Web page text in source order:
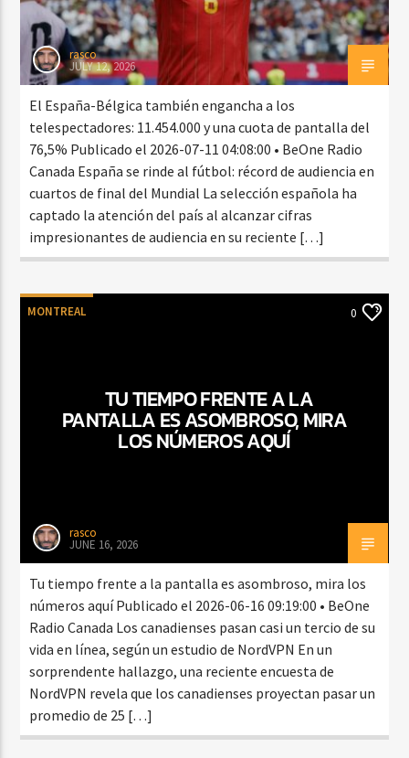
rasco
JULY 12, 2026
El España-Bélgica también engancha a los
telespectadores: 11.454.000 y una cuota de pantalla del
76,5% Publicado el 2026-07-11 04:08:00 • BeOne Radio
Canada España se rinde al fútbol: récord de audiencia en
cuartos de final del Mundial La selección española ha
captado la atención del país al alcanzar cifras
impresionantes de audiencia en su reciente […]
MONTREAL 0
TU TIEMPO FRENTE A LA
PANTALLA ES ASOMBROSO, MIRA
LOS NÚMEROS AQUÍ
rasco
JUNE 16, 2026
Tu tiempo frente a la pantalla es asombroso, mira los
números aquí Publicado el 2026-06-16 09:19:00 • BeOne
Radio Canada Los canadienses pasan casi un tercio de su
vida en línea, según un estudio de NordVPN En un
sorprendente hallazgo, una reciente encuesta de
NordVPN revela que los canadienses proyectan pasar un
promedio de 25 […]